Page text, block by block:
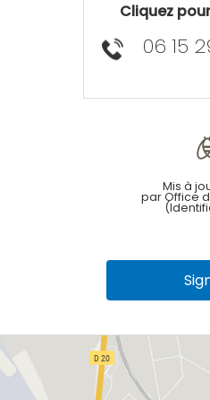
Cliquez
06 15
Mis à
par Office